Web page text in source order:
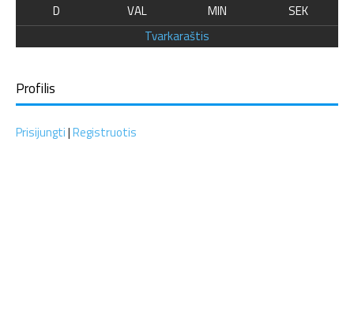
D VAL MIN
SEK
Tvarkaraštis
Profilis
Prisijungti|Registruotis